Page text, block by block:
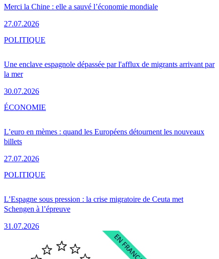
Merci la Chine : elle a sauvé l’économie mondiale
27.07.2026
Une enclave espagnole dépassée par l'afflux de migrants arrivant par
la mer
30.07.2026
POLITIQUE
L’euro en mèmes : quand les Européens détournent les nouveaux
billets
27.07.2026
ÉCONOMIE
L’Espagne sous pression : la crise migratoire de Ceuta met
Schengen à l’épreuve
31.07.2026
POLITIQUE